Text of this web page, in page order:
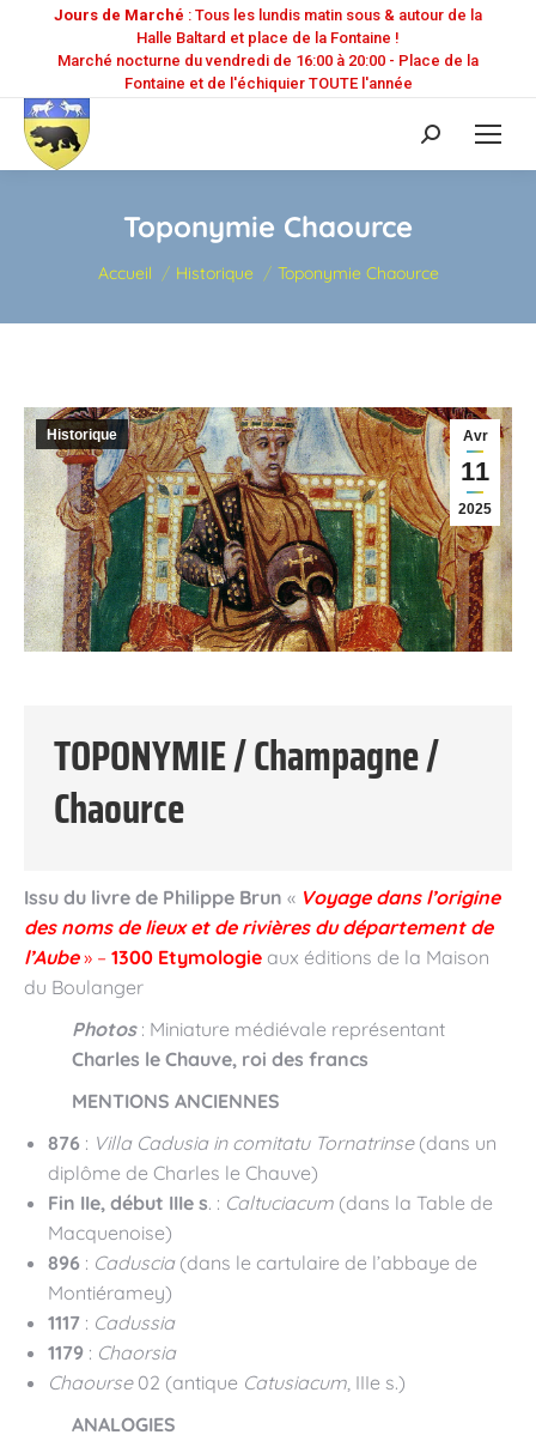
Jours de Marché : Tous les lundis matin sous & autour de la
Halle Baltard et place de la Fontaine !
Marché nocturne du vendredi de 16:00 à 20:00 - Place de la
Fontaine et de l'échiquier TOUTE l'année
Recherche
:
Toponymie Chaource
Vous êtes ici :
Accueil Historique Toponymie Chaource
Avr
11
2025
Historique
TOPONYMIE / Champagne /
Chaource
Issu du livre de Philippe Brun « Voyage dans l’origine
des noms de lieux et de rivières du département de
l’Aube» – 1300 Etymologie aux éditions de la Maison
du Boulanger
Photos : Miniature médiévale représentant
Charles le Chauve, roi des francs
MENTIONS ANCIENNES
876 : Villa Cadusia in comitatu Tornatrinse(dans un
diplôme de Charles le Chauve)
Fin IIe, début IIIe s. : Caltuciacum (dans la Table de
Macquenoise)
896 : Caduscia(dans le cartulaire de l’abbaye de
Montiéramey)
1117 : Cadussia
1179 : Chaorsia
Chaourse02 (antique Catusiacum, IIIe s.)
ANALOGIES